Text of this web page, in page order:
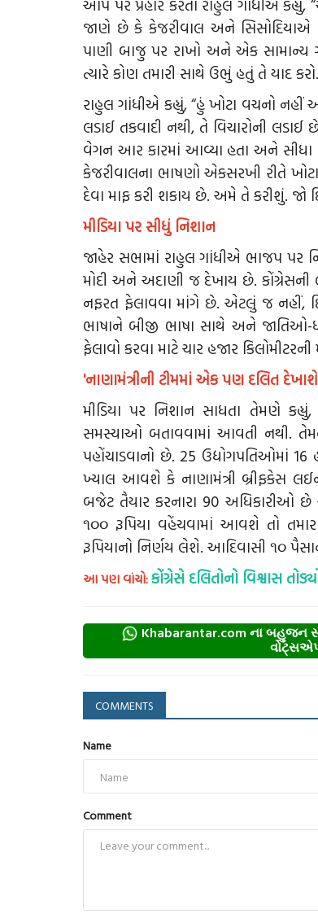
આપ પર પ્રહાર કરતા રાહુલ ગાંધીએ
જાણે છે કે કેજરીવાલ અને સિસોદિયાએ
પાણી બાજુ પર રાખો અને એક સામાન્ય
ત્યારે કોણ તમારી સાથે ઉભું હતું તે યાદ
રાહુલ ગાંધીએ કહ્યું, “હું ખોટા વચનો
લડાઈ તકવાદી નથી, તે વિચારોની
વેગન આર કારમાં આવ્યા હતા અને
કેજરીવાલના ભાષણો એકસરખી રીતે
દેવા માફ કરી શકાય છે. અમે તે કરીશું.
મીડિયા પર સીધું નિશાન
જાહેર સભામાં રાહુલ ગાંધીએ ભાજપ પર
મોદી અને અદાણી જ દેખાય છે.
નફરત ફેલાવવા માંગે છે. એટલું જ નહીં,
ભાષાને બીજી ભાષા સાથે અને જાતિઓ-
ફેલાવો કરવા માટે ચાર હજાર કિલોમીટરની
'નાણામંત્રીની ટીમમાં એક પણ દલિત
મીડિયા પર નિશાન સાધતા તેમણે
સમસ્યાઓ બતાવવામાં આવતી નથી.
પહોંચાડવાનો છે. 25 ઉદ્યોગપતિઓમાં
ખ્યાલ આવશે કે નાણામંત્રી બ્રીફકેસ
બજેટ તૈયાર કરનારા 90 અધિકારીઓ
૧૦૦ રૂપિયા વહેંચવામાં આવશે તો
રૂપિયાનો નિર્ણય લેશે. આદિવાસી ૧૦
આ પણ વાંચો:કોંગ્રેસે દલિતોનો વિશ્વાસ
Khabarantar.com ના બહુજન
COMMENTS
Name
Comment